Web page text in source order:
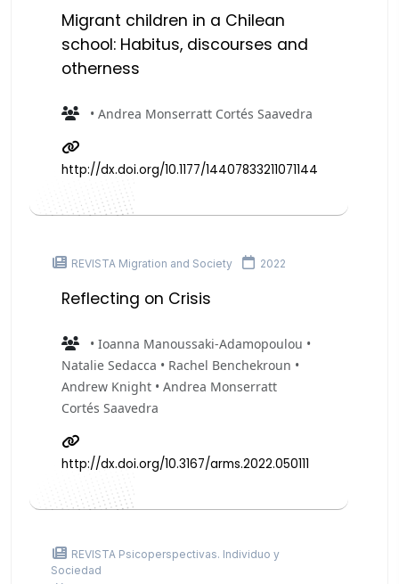
Migrant children in a Chilean
school: Habitus, discourses and
otherness
• Andrea Monserratt Cortés Saavedra
http://dx.doi.org/10.1177/14407833211071144
REVISTA Migration and Society 2022
Reflecting on Crisis
• Ioanna Manoussaki-Adamopoulou •
Natalie Sedacca • Rachel Benchekroun •
Andrew Knight • Andrea Monserratt
Cortés Saavedra
http://dx.doi.org/10.3167/arms.2022.050111
REVISTA Psicoperspectivas. Individuo y
Sociedad